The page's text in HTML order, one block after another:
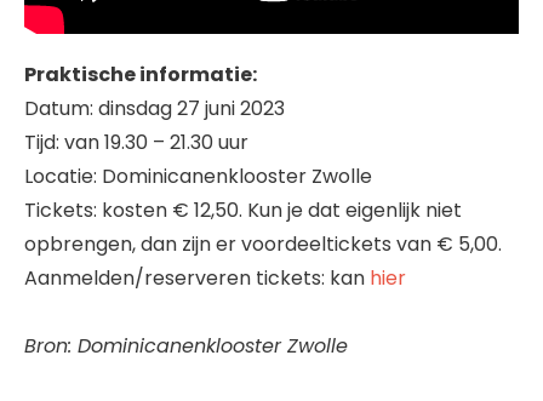
Praktische informatie:
Datum: dinsdag 27 juni 2023
Tijd: van 19.30 – 21.30 uur
Locatie: Dominicanenklooster Zwolle
Tickets: kosten € 12,50. Kun je dat eigenlijk niet
opbrengen, dan zijn er voordeeltickets van € 5,00.
Aanmelden/reserveren tickets: kan hier
Bron: Dominicanenklooster Zwolle